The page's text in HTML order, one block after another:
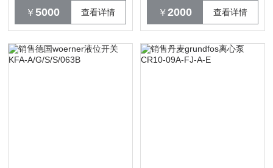
￥5000 查看详情 ￥2000 查看详情